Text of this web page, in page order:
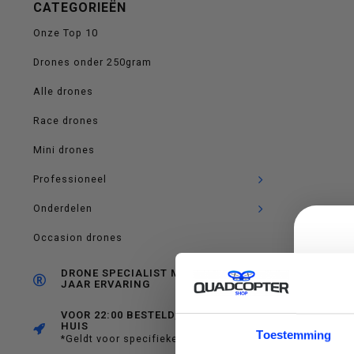
Toestemming
CATEGORIEËN
Onze Top 10
Drones onder 250gram
Alle drones
Race drones
Mini drones
Professioneel
Onderdelen
Occasion drones
DRONE SPECIALIST MET RUIM 10
JAAR ERVARING
VOOR 22:00 BESTELD, MORGEN IN
HUIS
*Geldt voor specifieke producten